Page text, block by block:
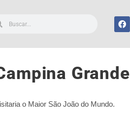
Grande
o Maior São João do Mundo.